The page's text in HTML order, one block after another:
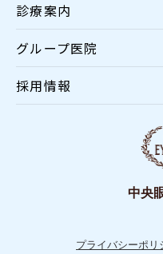
診療案内
グループ医院
採用情報
中央
プライバシーポリ